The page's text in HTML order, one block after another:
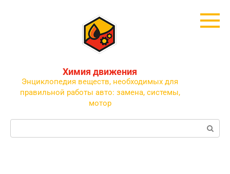
Химия движения
Энциклопедия веществ, необходимых для
правильной работы авто: замена, системы,
мотор
Поиск: